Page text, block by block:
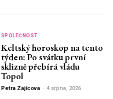
SPOLEČNOST
Keltský horoskop na tento
týden: Po svátku první
sklizně přebírá vládu
Topol
Petra Zajícova - 4 srpna, 2026